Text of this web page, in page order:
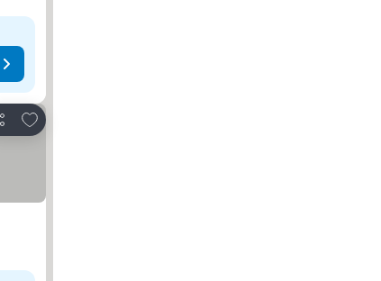
Adicionar aos favoritos